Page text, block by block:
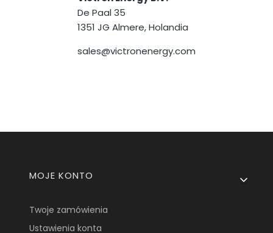
De Paal 35
1351 JG Almere, Holandia
sales@victronenergy.com
Linki w stopce
MOJE KONTO
Twoje zamówienia
Ustawienia konta